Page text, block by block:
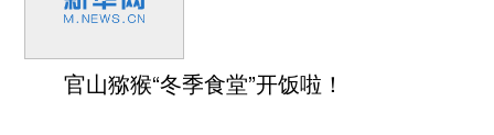
官山猕猴“冬季食堂”开饭啦！